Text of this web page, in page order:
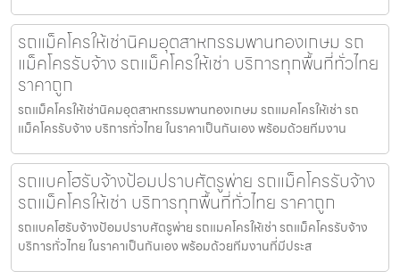
รถแม็คโครให้เช่านิคมอุตสาหกรรมพานทองเกษม รถ
แม็คโครรับจ้าง รถแม็คโครให้เช่า บริการทุกพื้นที่ทั่วไทย
ราคาถูก
รถแม็คโครให้เช่านิคมอุตสาหกรรมพานทองเกษม รถแมคโครให้เช่า รถ
แม็คโครรับจ้าง บริการทั่วไทย ในราคาเป็นกันเอง พร้อมด้วยทีมงาน
รถแบคโฮรับจ้างป้อมปราบศัตรูพ่าย รถแม็คโครรับจ้าง
รถแม็คโครให้เช่า บริการทุกพื้นที่ทั่วไทย ราคาถูก
รถแบคโฮรับจ้างป้อมปราบศัตรูพ่าย รถแมคโครให้เช่า รถแม็คโครรับจ้าง
บริการทั่วไทย ในราคาเป็นกันเอง พร้อมด้วยทีมงานที่มีประส